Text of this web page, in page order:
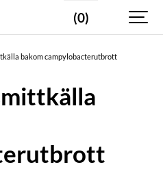
(0)
bakom campylobacterutbrott